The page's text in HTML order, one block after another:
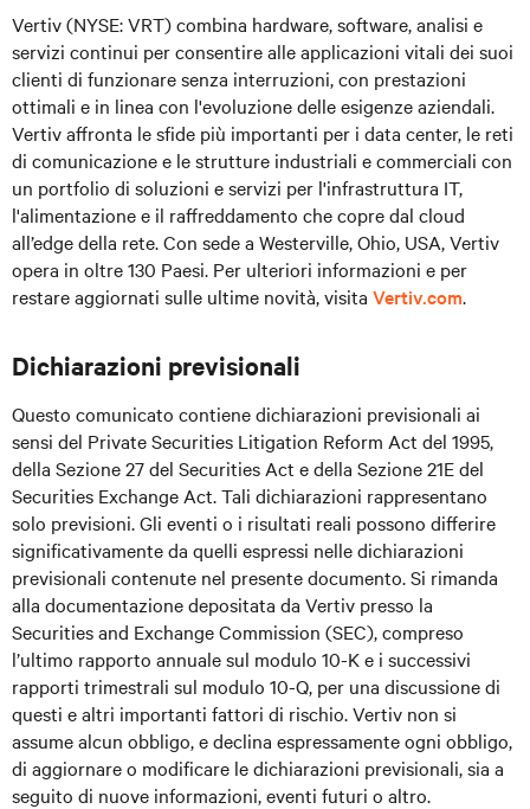
Vertiv (NYSE: VRT) combina hardware, software, analisi e
servizi continui per consentire alle applicazioni vitali dei suoi
clienti di funzionare senza interruzioni, con prestazioni
ottimali e in linea con l'evoluzione delle esigenze aziendali.
Vertiv affronta le sfide più importanti per i data center, le reti
di comunicazione e le strutture industriali e commerciali con
un portfolio di soluzioni e servizi per l'infrastruttura IT,
l'alimentazione e il raffreddamento che copre dal cloud
all’edge della rete. Con sede a Westerville, Ohio, USA, Vertiv
opera in oltre 130 Paesi. Per ulteriori informazioni e per
restare aggiornati sulle ultime novità, visita Vertiv.com.
Dichiarazioni previsionali
Questo comunicato contiene dichiarazioni previsionali ai
sensi del Private Securities Litigation Reform Act del 1995,
della Sezione 27 del Securities Act e della Sezione 21E del
Securities Exchange Act. Tali dichiarazioni rappresentano
solo previsioni. Gli eventi o i risultati reali possono differire
significativamente da quelli espressi nelle dichiarazioni
previsionali contenute nel presente documento. Si rimanda
alla documentazione depositata da Vertiv presso la
Securities and Exchange Commission (SEC), compreso
l’ultimo rapporto annuale sul modulo 10-K e i successivi
rapporti trimestrali sul modulo 10-Q, per una discussione di
questi e altri importanti fattori di rischio. Vertiv non si
assume alcun obbligo, e declina espressamente ogni obbligo,
di aggiornare o modificare le dichiarazioni previsionali, sia a
seguito di nuove informazioni, eventi futuri o altro.